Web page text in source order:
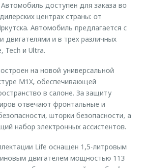
ин
доступен для заказа во
центрах страны: от
Автомобиль предлагается с
двигателями и в трех различных
Tech и Ultra.
на новой универсальной
M1X, обеспечивающей
в салоне. За защиту
отвечают фронтальные и
шторки безопасности, а
набор электронных ассистентов.
Life оснащен 1,5-литровым
двигателем мощностью 113